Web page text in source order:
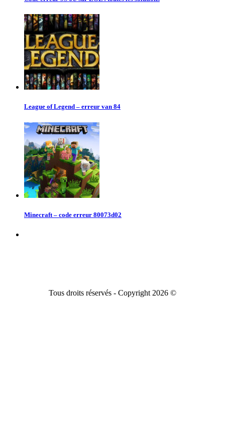
League of Legend – erreur van 84
Minecraft – code erreur 80073d02
Tous droits réservés - Copyright 2026 ©